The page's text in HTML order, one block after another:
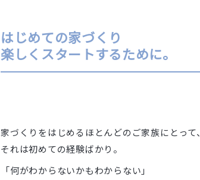
はじめての家づくり
楽しくスタートするために。
家づくりをはじめるほとんどのご家族にとって、
それは初めての経験ばかり。
「何がわからないかもわからない」